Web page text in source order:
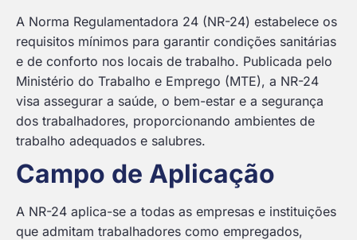
A Norma Regulamentadora 24 (NR-24) estabelece os
requisitos mínimos para garantir condições sanitárias
e de conforto nos locais de trabalho. Publicada pelo
Ministério do Trabalho e Emprego (MTE), a NR-24
visa assegurar a saúde, o bem-estar e a segurança
dos trabalhadores, proporcionando ambientes de
trabalho adequados e salubres.
Campo de Aplicação
A NR-24 aplica-se a todas as empresas e instituições
que admitam trabalhadores como empregados,